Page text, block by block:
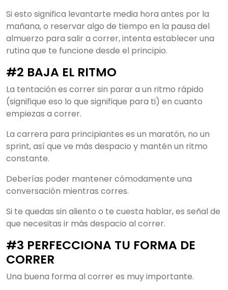
Si esto significa levantarte media hora antes por la
mañana, o reservar algo de tiempo en la pausa del
almuerzo para salir a correr, intenta establecer una
rutina que te funcione desde el principio.
#2 BAJA EL RITMO
La tentación es correr sin parar a un ritmo rápido
(signifique eso lo que signifique para ti) en cuanto
empiezas a correr.
La carrera para principiantes es un maratón, no un
sprint, así que ve más despacio y mantén un ritmo
constante.
Deberías poder mantener cómodamente una
conversación mientras corres.
Si te quedas sin aliento o te cuesta hablar, es señal de
que necesitas ir más despacio al correr.
#3 PERFECCIONA TU FORMA DE
CORRER
Una buena forma al correr es muy importante.